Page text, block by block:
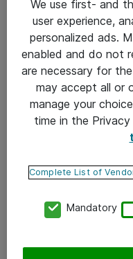
vauhtia. Samaan
tietoturvaan tulee
Voisiko olla niin, että
varmistavat
kotiverkoissa.
käytettävään
että perheemme
tietoja? Taitaa olla
meillä aika monella jo
mitkä laitteet meillä
We use first- and
user experience,
personalized ads.
enabled and do not
are necessary for
may accept all or
manage your
time in the
Complete List of
Mandatory